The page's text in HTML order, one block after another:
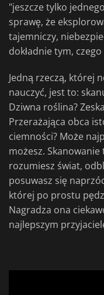
"jeszcze tylko
sprawę, że
tajemniczy,
dokładnie tym,
Jedną rzeczą, której
nauczyć, jest to:
Dziwna roślina?
Przerażająca obca
ciemności? Może
możesz.
rozumiesz świat,
posuwasz się
której po prostu
Nagradza ona
najlepszym